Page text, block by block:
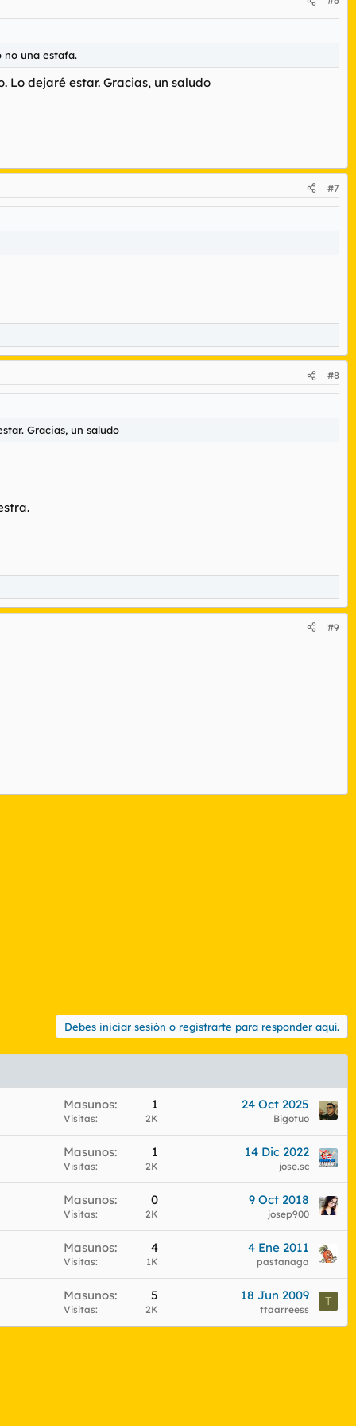
no una estafa.
Lo dejaré estar. Gracias, un saludo
#7
#8
Gracias, un saludo
#9
Debes iniciar sesión o registrarte para responder aquí.
Masunos 1
Visitas 2K
24 Oct 2025
Bigotuo
Masunos 1
Visitas 2K
14 Dic 2022
jose.sc
Masunos 0
Visitas 2K
9 Oct 2018
josep900
Masunos 4
Visitas 1K
4 Ene 2011
pastanaga
Masunos 5
Visitas 2K
18 Jun 2009
ttaarreess
T